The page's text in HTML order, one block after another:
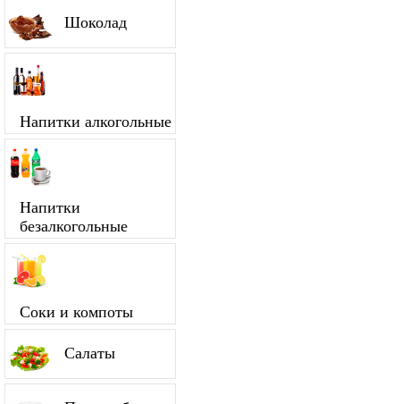
Шоколад
Напитки алкогольные
Напитки
безалкогольные
Соки и компоты
Салаты